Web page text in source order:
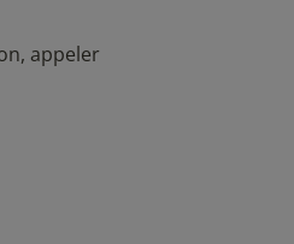
appeler